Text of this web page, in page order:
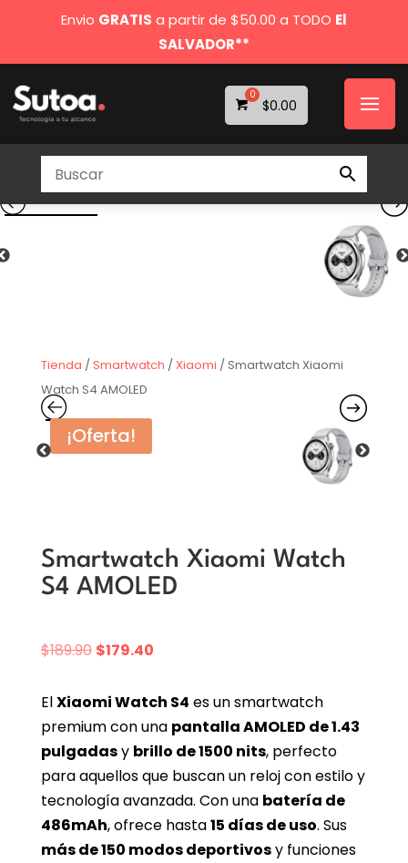
Envio GRATIS a partir de $50.00 a TODO El
SALVADOR**
$0.00
Tienda /Smartwatch /Xiaomi / Smartwatch Xiaomi
Watch S4 AMOLED
¡Oferta!
Smartwatch Xiaomi Watch
S4 AMOLED
$189.90 El
original
era:
$189.90.
$179.40El
actual
es:
$179.40.
ElXiaomi Watch S4 es un smartwatch
premium con una pantalla AMOLED de 1.43
pulgadasy brillo de 1500 nits, perfecto
para aquellos que buscan un reloj con estilo y
tecnología avanzada. Con una batería de
486mAh, ofrece hasta15 días de uso. Sus
más de 150 modos deportivosy funciones